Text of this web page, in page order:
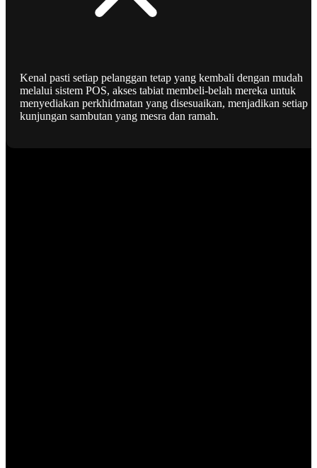
Kenal pasti setiap pelanggan tetap yang kembali dengan mudah
melalui sistem POS, akses tabiat membeli-belah mereka untuk
menyediakan perkhidmatan yang disesuaikan, menjadikan setiap
kunjungan sambutan yang mesra dan ramah.